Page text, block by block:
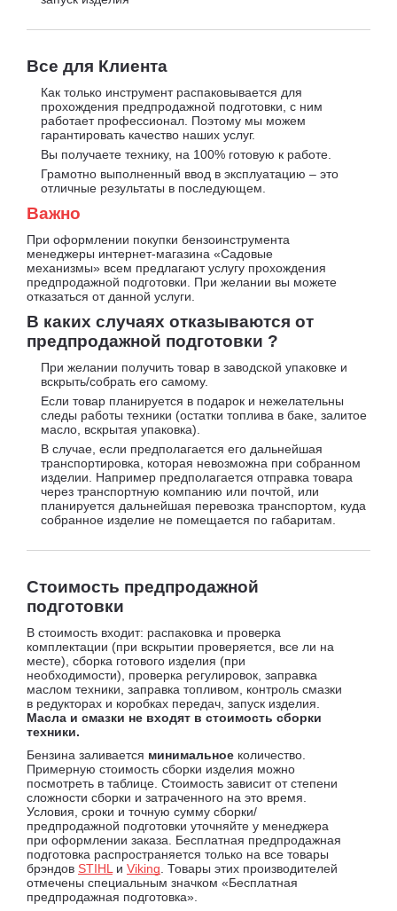
Все для Клиента
Как только инструмент распаковывается для
прохождения предпродажной подготовки, с ним
работает профессионал. Поэтому мы можем
гарантировать качество наших услуг.
Вы получаете технику, на 100% готовую к работе.
Грамотно выполненный ввод в эксплуатацию – это
отличные результаты в последующем.
Важно
При оформлении покупки бензоинструмента
менеджеры интернет-магазина «Садовые
механизмы» всем предлагают услугу прохождения
предпродажной подготовки. При желании вы можете
отказаться от данной услуги.
В каких случаях отказываются от
предпродажной подготовки ?
При желании получить товар в заводской упаковке и
вскрыть/собрать его самому.
Если товар планируется в подарок и нежелательны
следы работы техники (остатки топлива в баке, залитое
масло, вскрытая упаковка).
В случае, если предполагается его дальнейшая
транспортировка, которая невозможна при собранном
изделии. Например предполагается отправка товара
через транспортную компанию или почтой, или
планируется дальнейшая перевозка транспортом, куда
собранное изделие не помещается по габаритам.
Стоимость предпродажной
подготовки
В стоимость входит: распаковка и проверка
комплектации (при вскрытии проверяется, все ли на
месте), сборка готового изделия (при
необходимости), проверка регулировок, заправка
маслом техники, заправка топливом, контроль смазки
в редукторах и коробках передач, запуск изделия.
Масла и смазки не входят в стоимость сборки
техники.
Бензина заливается минимальное количество.
Примерную стоимость сборки изделия можно
посмотреть в таблице. Стоимость зависит от степени
сложности сборки и затраченного на это время.
Условия, сроки и точную сумму сборки/
предпродажной подготовки уточняйте у менеджера
при оформлении заказа. Бесплатная предпродажная
подготовка распространяется только на все товары
брэндов STIHL и Viking . Товары этих производителей
отмечены специальным значком «Бесплатная
предпродажная подготовка».